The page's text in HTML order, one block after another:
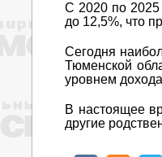
С 2020 по 2025
до 12,5%, что
Сегодня
Тюменской
уровнем
В настоящее
другие